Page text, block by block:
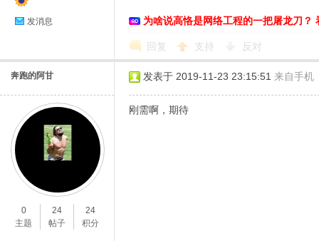
发消息 为啥说高恪是网络工程的一把屠龙刀？
回复 支持 反对
奔跑的阿甘
0
主题
24
帖子
24
积分
发表于 2019-11-23 23:15:51 来自手机
刚需啊，期待